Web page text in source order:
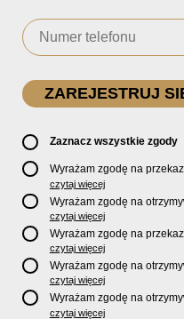
Zaznacz wszystkie zgody
Wyrażam zgodę na
pocztą e-mail, oficjalnego
promocjach, nowościach,
Store oraz serwisu
usługach oferowanych
czytaj więcej
Wyrażam zgodę na
marketingowych
produktów za
telefonicznych.
czytaj więcej
Wyrażam zgodę na
pocztą e-mail, informacji
produktach, usługach i
Łódź S.A.
czytaj więcej
Wyrażam zgodę na
pośrednictwem wiadomości
odSponsorów i Partnerów
czytaj więcej
Wyrażam zgodę na
Ł.K.S. Łódź S.A., tj.
czytaj więcej